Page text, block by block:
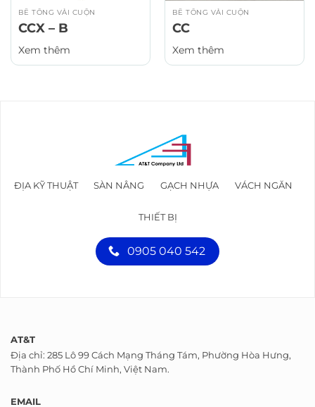
BÊ TÔNG VẢI CUỘN
CCX – B
Xem thêm
BÊ TÔNG VẢI CUỘN
CC
Xem thêm
ĐỊA KỸ THUẬT SÀN NÂNG GẠCH NHỰA VÁCH NGĂN
THIẾT BỊ
0905 040 542
AT&T
Địa chỉ: 285 Lô 99 Cách Mạng Tháng Tám, Phường Hòa Hưng,
Thành Phố Hồ Chí Minh, Việt Nam.
EMAIL